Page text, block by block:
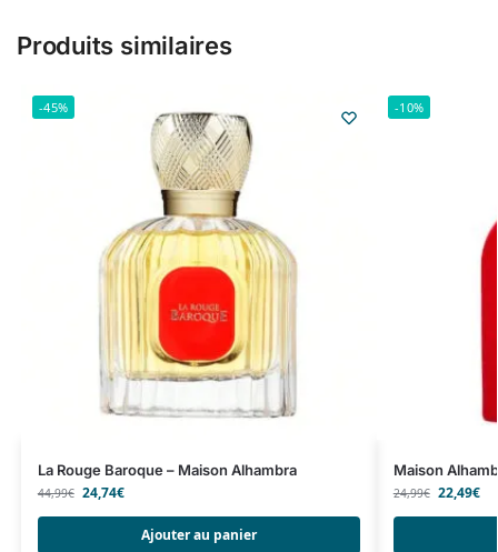
Produits similaires
-45%
La Rouge Baroque – Maison Alhambra
44,99€ 24,74€
Ajouter au panier
-10%
Maison
24,99€ 22,49€